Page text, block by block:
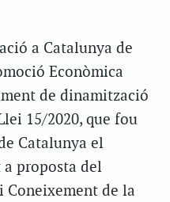
a Catalunya de
Econòmica
de dinamització
15/2020, que fou
Catalunya el
a proposta del
Coneixement de la